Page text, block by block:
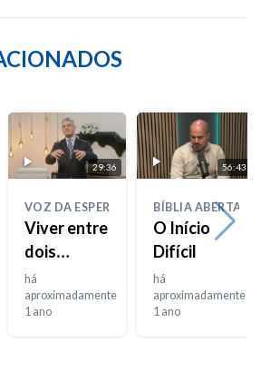
29:36
VOZ DA ESPERANÇA
Viver entre
dois
mundos
há
aproximadamente
1 ano
56:43
BÍBLIA ABERTA
O Início
Difícil
há
aproximadamente
1 ano